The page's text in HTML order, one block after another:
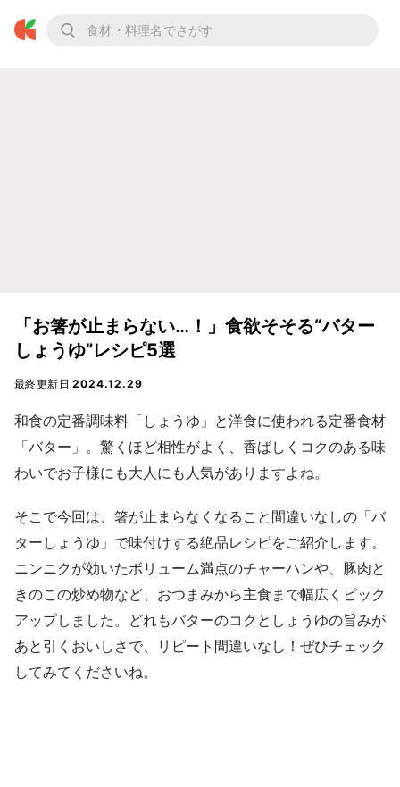
「お箸が止まらない…！」食欲そそる“バター
しょうゆ”レシピ5選
最終更新日2024.12.29
和食の定番調味料「しょうゆ」と洋食に使われる定番食材
「バター」。驚くほど相性がよく、香ばしくコクのある味
わいでお子様にも大人にも人気がありますよね。
そこで今回は、箸が止まらなくなること間違いなしの「バ
ターしょうゆ」で味付けする絶品レシピをご紹介します。
ニンニクが効いたボリューム満点のチャーハンや、豚肉と
きのこの炒め物など、おつまみから主食まで幅広くピック
アップしました。どれもバターのコクとしょうゆの旨みが
あと引くおいしさで、リピート間違いなし！ぜひチェック
してみてくださいね。